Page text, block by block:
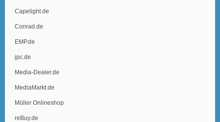
Capelight.de
Conrad.de
EMP.de
jpc.de
Media-Dealer.de
MediaMarkt.de
Müller Onlineshop
reBuy.de